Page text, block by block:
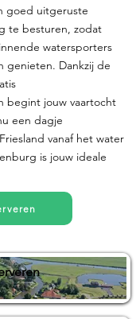
goed uitgeruste
te besturen, zodat
watersporters
genieten. Dankzij de
begint jouw vaartocht
een dagje
vanaf het water
is jouw ideale